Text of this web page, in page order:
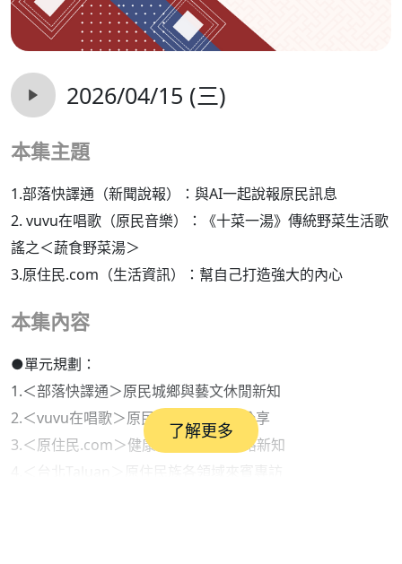
2026/04/15 (三)
本集主題
1.部落快譯通（新聞說報）：與AI一起說報原民訊息
2. vuvu在唱歌（原民音樂）：《十菜一湯》傳統野菜生活歌
謠之＜蔬食野菜湯＞
3.原住民.com（生活資訊）：幫自己打造強大的內心
本集內容
●單元規劃：
1.＜部落快譯通＞原民城鄉與藝文休閒新知
2.＜vuvu在唱歌＞原民族語原創歌曲分享
3.＜原住民.com＞健康衛生保健與網路新知
了解更多